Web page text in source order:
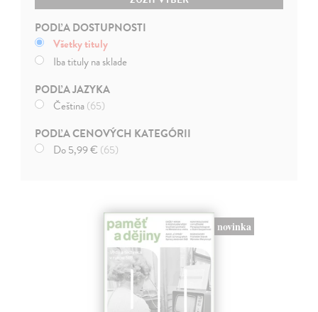
PODĽA DOSTUPNOSTI
Všetky tituly
Iba tituly na sklade
PODĽA JAZYKA
Čeština(65)
PODĽA CENOVÝCH KATEGÓRII
Do 5,99 € (65)
novinka